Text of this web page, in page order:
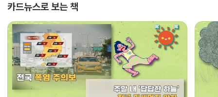
카드뉴스로 보는 책